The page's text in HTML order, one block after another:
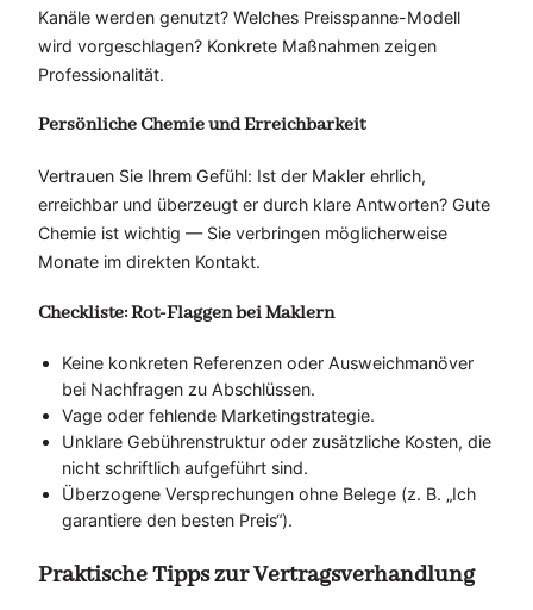
Kanäle werden genutzt? Welches Preisspanne-Modell
wird vorgeschlagen? Konkrete Maßnahmen zeigen
Professionalität.
Persönliche Chemie und Erreichbarkeit
Vertrauen Sie Ihrem Gefühl: Ist der Makler ehrlich,
erreichbar und überzeugt er durch klare Antworten? Gute
Chemie ist wichtig — Sie verbringen möglicherweise
Monate im direkten Kontakt.
Checkliste: Rot-Flaggen bei Maklern
Keine konkreten Referenzen oder Ausweichmanöver
bei Nachfragen zu Abschlüssen.
Vage oder fehlende Marketingstrategie.
Unklare Gebührenstruktur oder zusätzliche Kosten, die
nicht schriftlich aufgeführt sind.
Überzogene Versprechungen ohne Belege (z. B. „Ich
garantiere den besten Preis“).
Praktische Tipps zur Vertragsverhandlung